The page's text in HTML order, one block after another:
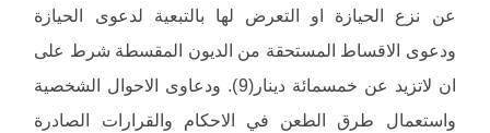
عن نزع الحيازة او التعرض لها بالتبعية لدعوى الحيازة
ودعوى الاقساط المستحقة من الديون المقسطة شرط على
ان لاتزيد عن خمسمائة دينار(9). ودعاوى الاحوال الشخصية
واستعمال طرق الطعن في الاحكام والقرارات الصادرة